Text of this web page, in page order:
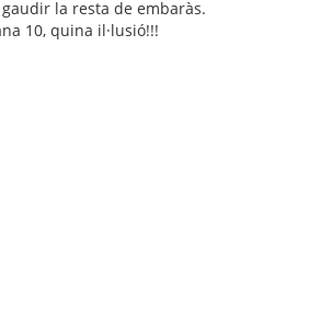
la resta de embaràs.
10, quina il·lusió!!!